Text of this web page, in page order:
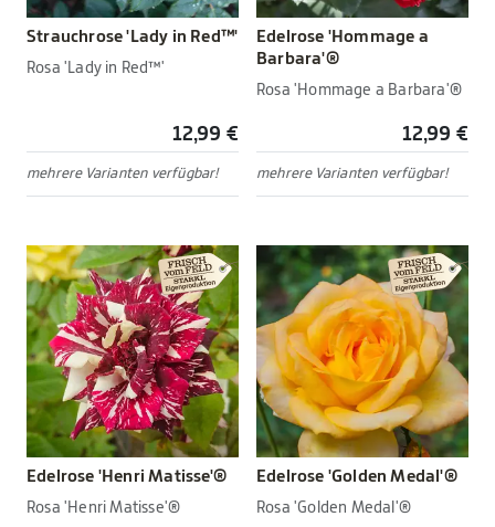
Strauchrose 'Lady in Red™'
Rosa 'Lady in Red™'
12,99 €
mehrere Varianten verfügbar!
Edelrose 'Hommage a
Barbara'®
Rosa 'Hommage a Barbara'®
12,99 €
mehrere Varianten verfügbar!
Edelrose 'Henri Matisse'®
Rosa 'Henri Matisse'®
Edelrose 'Golden Medal'®
Rosa 'Golden Medal'®